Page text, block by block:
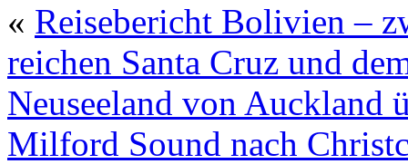
« Reisebericht Bolivien –
reichen Santa Cruz und
Neuseeland von Auckland
Milford Sound nach